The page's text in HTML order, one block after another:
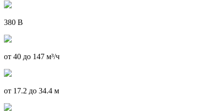
380 В
от 40 до 147 м³/ч
от 17.2 до 34.4 м